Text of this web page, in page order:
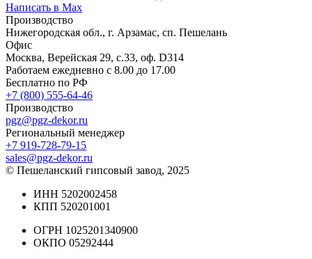
Написать в Max
Производство
Нижегородская обл., г. Арзамас, сп. Пешелань
Офис
Москва, Верейская 29, с.33, оф. D314
Работаем ежедневно с 8.00 до 17.00
Бесплатно по РФ
+7 (800) 555-64-46
Производство
pgz@pgz-dekor.ru
Региональный менеджер
+7 919-728-79-15
sales@pgz-dekor.ru
© Пешеланский гипсовый завод, 2025
ИНН 5202002458
КПП 520201001
ОГРН 1025201340900
ОКПО 05292444